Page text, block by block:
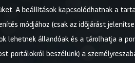
A beállítások kapcsolódhatnak a
módjához (csak az időjárást
lehetnek állandóak és a tárolhatja a
portálokról beszélünk) a